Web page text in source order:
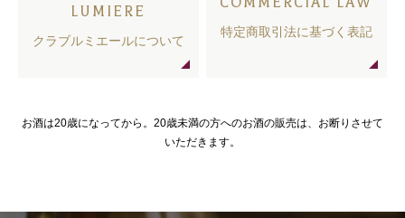
LUMIERE
クラブルミエールについて
特定商取引法に基づく表記
お酒は20歳になってから。20歳未満の方へのお酒の販売は、お断りさせて
いただきます。